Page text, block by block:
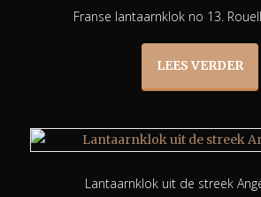
Franse lantaarnklok no 13.
LEES VERDER
Lantaarnklok uit de streek